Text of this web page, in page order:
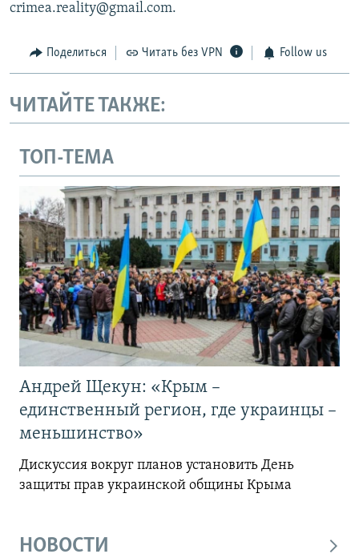
crimea.reality@gmail.com.
Поделиться Читать без VPN Follow us
ЧИТАЙТЕ ТАКЖЕ:
ТОП-ТЕМА
Андрей Щекун: «Крым –
единственный регион, где украинцы –
меньшинство»
Дискуссия вокруг планов установить День
защиты прав украинской общины Крыма
НОВОСТИ